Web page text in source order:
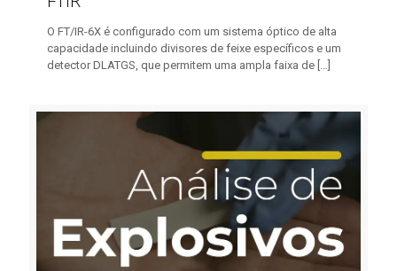
O FT/IR-6X é configurado com um sistema óptico de alta
capacidade incluindo divisores de feixe específicos e um
detector DLATGS, que permitem uma ampla faixa de […]